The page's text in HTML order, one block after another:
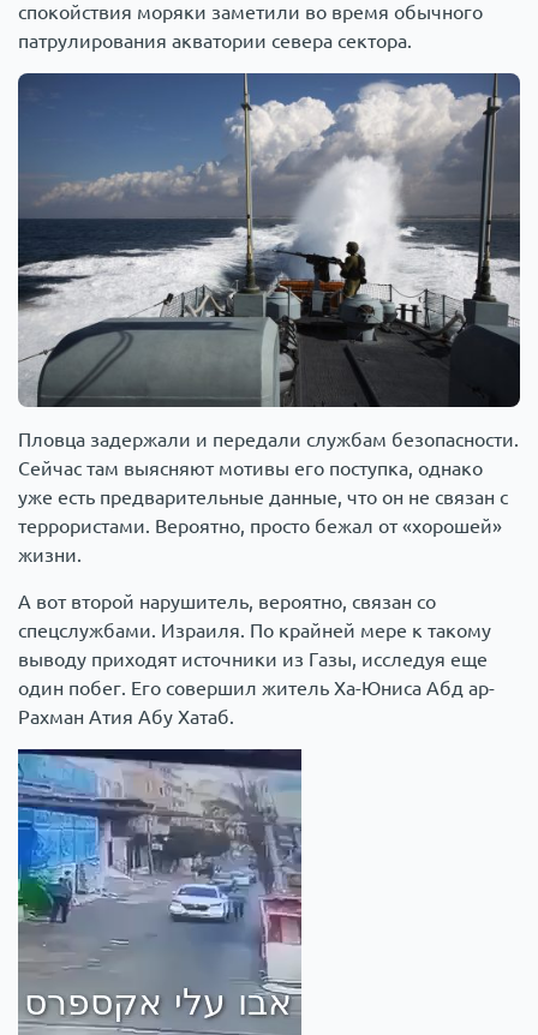
спокойствия моряки заметили во время обычного
патрулирования акватории севера сектора.
Пловца задержали и передали службам безопасности.
Сейчас там выясняют мотивы его поступка, однако
уже есть предварительные данные, что он не связан с
террористами. Вероятно, просто бежал от «хорошей»
жизни.
А вот второй нарушитель, вероятно, связан со
спецслужбами. Израиля. По крайней мере к такому
выводу приходят источники из Газы, исследуя еще
один побег. Его совершил житель Ха-Юниса Абд ар-
Рахман Атия Абу Хатаб.